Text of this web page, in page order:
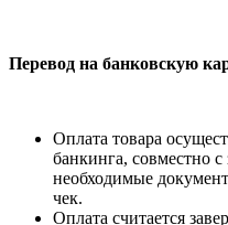
Перевод на банковскую
Оплата товара
банкинга, совместно с
необходимые
чек.
Оплата считается